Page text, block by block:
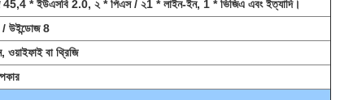
* ইউএসবি 2.0, ২ * পিএস / ২1 * লাইন-ইন, 1 * ভিজিএ এবং ইত্যাদি।
উইন্ডোজ 8
ওয়াইফাই বা থ্রিজি